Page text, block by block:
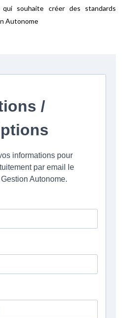
souhaite créer des standards
Autonome